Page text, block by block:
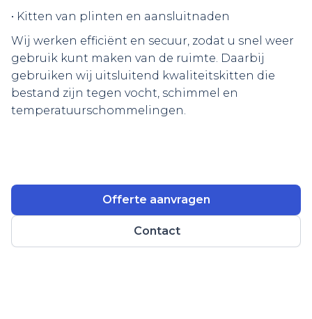
• Kitten van plinten en aansluitnaden
Wij werken efficiënt en secuur, zodat u snel weer
gebruik kunt maken van de ruimte. Daarbij
gebruiken wij uitsluitend kwaliteitskitten die
bestand zijn tegen vocht, schimmel en
temperatuurschommelingen.
Contact
Offerte aanvragen